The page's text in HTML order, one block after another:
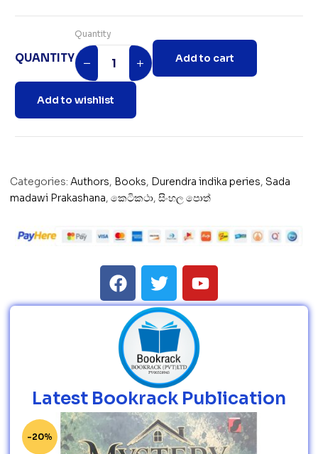
QUANTITY
Quantity
Add to cart
Add to wishlist
Categories: Authors, Books, Durendra indika peries, Sada
madawi Prakashana, කෙටිකථා, සිංහල පොත්
Latest Bookrack Publication
-20%